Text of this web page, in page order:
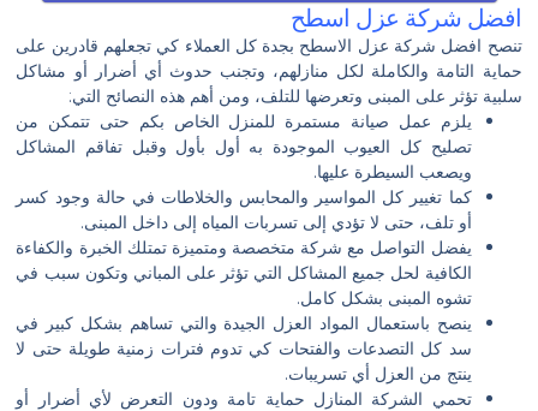
افضل شركة عزل اسطح
تنصح افضل شركة عزل الاسطح بجدة كل العملاء كي تجعلهم قادرين على
حماية التامة والكاملة لكل منازلهم، وتجنب حدوث أي أضرار أو مشاكل
سلبية تؤثر على المبنى وتعرضها للتلف، ومن أهم هذه النصائح التي:
يلزم عمل صيانة مستمرة للمنزل الخاص بكم حتى تتمكن من
تصليح كل العيوب الموجودة به أول بأول وقبل تفاقم المشاكل
ويصعب السيطرة عليها.
كما تغيير كل المواسير والمحابس والخلاطات في حالة وجود كسر
أو تلف، حتى لا تؤدي إلى تسربات المياه إلى داخل المبنى.
يفضل التواصل مع شركة متخصصة ومتميزة تمتلك الخبرة والكفاءة
الكافية لحل جميع المشاكل التي تؤثر على المباني وتكون سبب في
تشوه المبنى بشكل كامل.
ينصح باستعمال المواد العزل الجيدة والتي تساهم بشكل كبير في
سد كل التصدعات والفتحات كي تدوم فترات زمنية طويلة حتى لا
ينتج من العزل أي تسريبات.
تحمي الشركة المنازل حماية تامة ودون التعرض لأي أضرار أو